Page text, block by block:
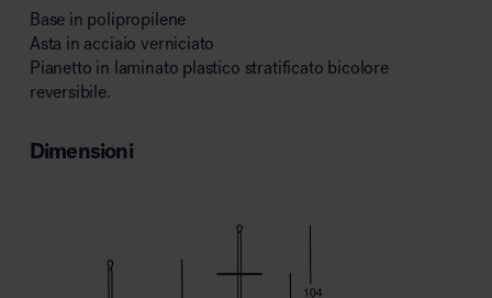
Base in polipropilene
Asta in acciaio verniciato
Pianetto in laminato plastico stratificato bicolore
reversibile.
Dimensioni